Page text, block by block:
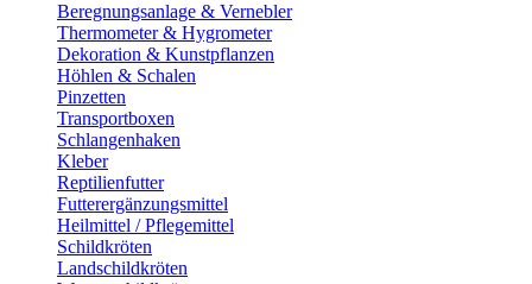
Beregnungsanlage & Vernebler
Thermometer & Hygrometer
Dekoration & Kunstpflanzen
Höhlen & Schalen
Pinzetten
Transportboxen
Schlangenhaken
Kleber
Reptilienfutter
Futterergänzungsmittel
Heilmittel / Pflegemittel
Schildkröten
Landschildkröten